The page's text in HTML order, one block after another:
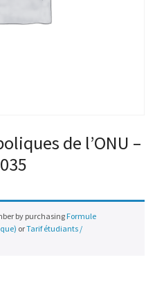
de l’ONU –
by purchasing Formule
orTarif étudiants /